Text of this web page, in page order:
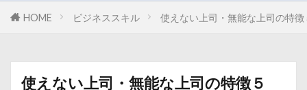
HOME ビジネススキル 使えない上司・無能な上司の特
使えない上司・無能な上司の特徴５